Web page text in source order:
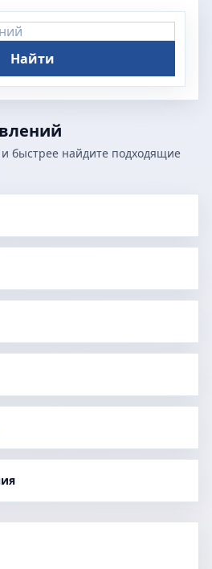
Найти
быстрее найдите подходящие